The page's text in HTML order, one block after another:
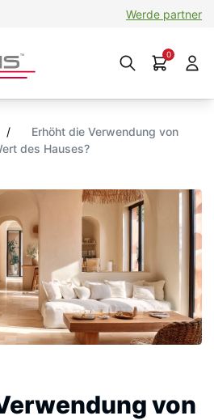
Werde partner
0
/
Erhöht die Verwendung von
des Hauses?
von